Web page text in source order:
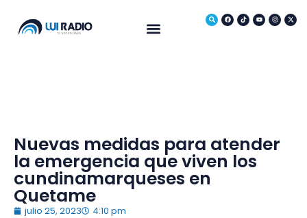
Nuevas medidas para atender
la emergencia que viven los
cundinamarqueses en
Quetame
julio 25, 2023 4:10 pm